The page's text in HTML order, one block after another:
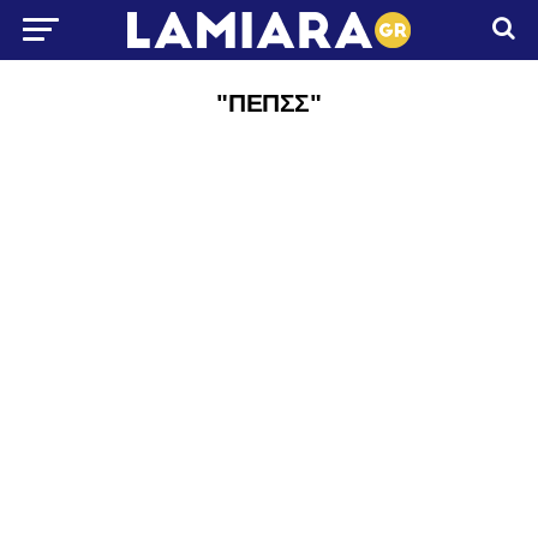
"ΠΕΠΣΣ"